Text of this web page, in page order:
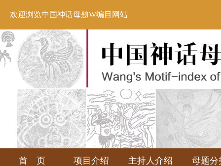
欢迎浏览中国神话母题W编目网站
首 页 项目介绍 主持人介绍 母题分